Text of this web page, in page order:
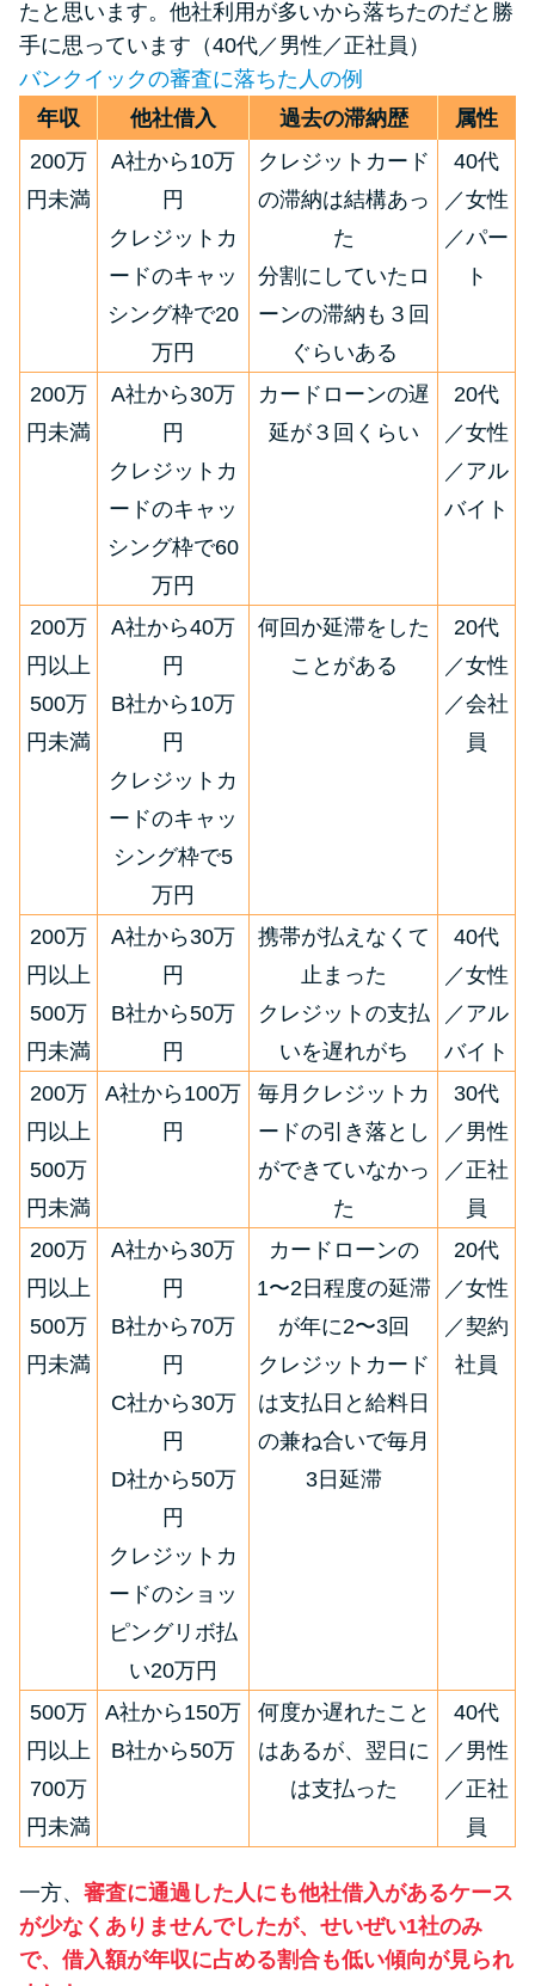
たと思います。他社利用が多いから落ちたのだと勝
手に思っています（40代／男性／正社員）
バンクイックの審査に落ちた人の例
年収
他社借入 過去の滞納歴
属性
200万
円未満
A社から10万
円
クレジットカ
ードのキャッ
シング枠で20
万円
クレジットカード
の滞納は結構あっ
た
分割にしていたロ
ーンの滞納も３回
ぐらいある
40代
／女性
／パー
ト
200万
円未満
A社から30万
円
クレジットカ
ードのキャッ
シング枠で60
万円
カードローンの遅
延が３回くらい
20代
／女性
／アル
バイト
200万
円以上
500万
円未満
A社から40万
円
B社から10万
円
クレジットカ
ードのキャッ
シング枠で5
万円
何回か延滞をした
ことがある
20代
／女性
／会社
員
200万
円以上
500万
円未満
A社から30万
円
B社から50万
円
携帯が払えなくて
止まった
クレジットの支払
いを遅れがち
40代
／女性
／アル
バイト
200万
円以上
500万
円未満
A社から100万
円
毎月クレジットカ
ードの引き落とし
ができていなかっ
た
30代
／男性
／正社
員
200万
円以上
500万
円未満
A社から30万
円
B社から70万
円
C社から30万
円
D社から50万
円
クレジットカ
ードのショッ
ピングリボ払
い20万円
カードローンの
1〜2日程度の延滞
が年に2〜3回
クレジットカード
は支払日と給料日
の兼ね合いで毎月
3日延滞
20代
／女性
／契約
社員
500万
円以上
700万
円未満
A社から150万
B社から50万
何度か遅れたこと
はあるが、翌日に
は支払った
40代
／男性
／正社
員
一方、 審査に通過した人にも他社借入があるケース
が少なくありませんでしたが、せいぜい1社のみ
で、借入額が年収に占める割合も低い傾向が見られ